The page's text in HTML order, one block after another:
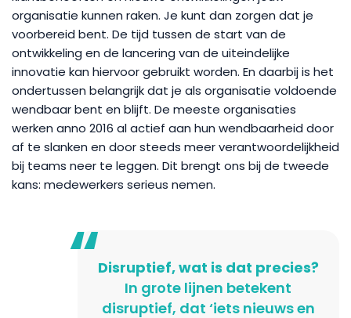
organisatie kunnen raken. Je kunt dan zorgen dat je
voorbereid bent. De tijd tussen de start van de
ontwikkeling en de lancering van de uiteindelijke
innovatie kan hiervoor gebruikt worden. En daarbij is het
ondertussen belangrijk dat je als organisatie voldoende
wendbaar bent en blijft. De meeste organisaties
werken anno 2016 al actief aan hun wendbaarheid door
af te slanken en door steeds meer verantwoordelijkheid
bij teams neer te leggen. Dit brengt ons bij de tweede
kans: medewerkers serieus nemen.
Disruptief, wat is dat precies?
In grote lijnen betekent
disruptief, dat ‘iets nieuws en